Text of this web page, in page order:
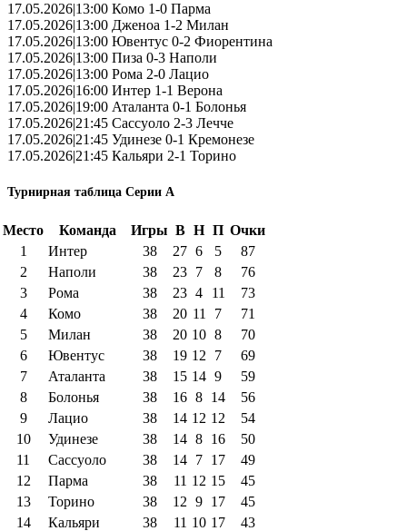
17.05.2026|13:00 Комо 1-0 Парма
17.05.2026|13:00 Дженоа 1-2 Милан
17.05.2026|13:00 Ювентус 0-2 Фиорентина
17.05.2026|13:00 Пиза 0-3 Наполи
17.05.2026|13:00 Рома 2-0 Лацио
17.05.2026|16:00 Интер 1-1 Верона
17.05.2026|19:00 Аталанта 0-1 Болонья
17.05.2026|21:45 Сассуоло 2-3 Лечче
17.05.2026|21:45 Удинезе 0-1 Кремонезе
17.05.2026|21:45 Кальяри 2-1 Торино
Турнирная таблица Серии А
Место Команда Игры В Н П Очки
1
Интер 38 27 6 5
87
2
Наполи 38 23 7 8
76
3
Рома 38 23 4 11
73
4
Комо 38 20 11 7
71
5
Милан 38 20 10 8
70
6
Ювентус 38 19 12 7
69
7
Аталанта 38 15 14 9
59
8
Болонья 38 16 8 14
56
9
Лацио 38 14 12 12
54
10
Удинезе 38 14 8 16
50
11
Сассуоло 38 14 7 17
49
12
Парма 38 11 12 15
45
13
Торино 38 12 9 17
45
14
Кальяри 38 11 10 17
43